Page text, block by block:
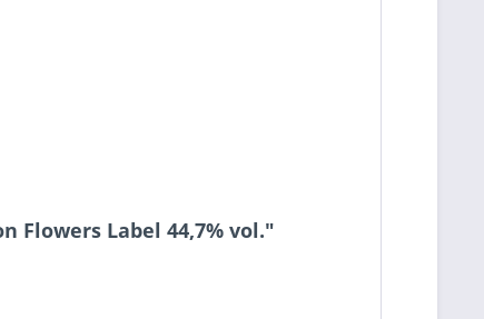
Flowers Label 44,7% vol."